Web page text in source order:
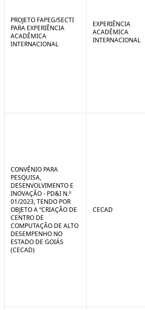
PROJETO FAPEG/SECTI
PARA EXPERIÊNCIA
ACADÊMICA
INTERNACIONAL
EXPERIÊNCIA
ACADÊMICA
INTERNACIONAL
CONVÊNIO PARA
PESQUISA,
DESENVOLVIMENTO E
INOVAÇÃO - PD&I N.º
01/2023, TENDO POR
OBJETO A “CRIAÇÃO DE
CENTRO DE
COMPUTAÇÃO DE ALTO
DESEMPENHO NO
ESTADO DE GOIÁS
(CECAD)
CECAD